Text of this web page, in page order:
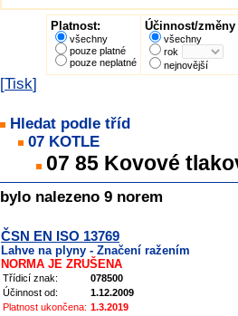
Platnost:
všechny
pouze platné
pouze neplatné
Účinnost/změny
všechny
rok
nejnovější
[Tisk]
Hledat podle tříd
07 KOTLE
07 85 Kovové
bylo nalezeno 9 norem
ČSN EN ISO 13769
Lahve na plyny - Značení ražením
NORMA JE ZRUŠENA
Třídicí znak:
078500
Účinnost od:
1.12.2009
Platnost ukončena: 1.3.2019